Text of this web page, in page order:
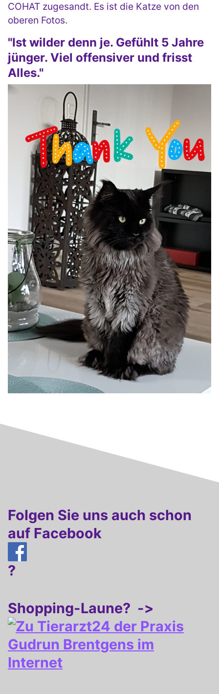
COHAT zugesandt. Es ist die Katze von den
oberen Fotos.
"Ist wilder denn je. Gefühlt 5 Jahre
jünger. Viel offensiver und frisst
Alles."
Folgen Sie uns auch schon
auf Facebook
?
Shopping-Laune? ->